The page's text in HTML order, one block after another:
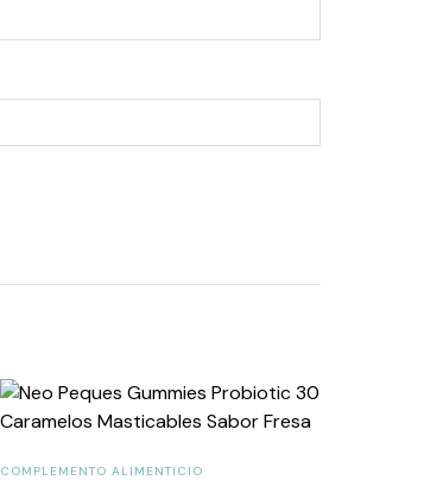
COMPLEMENTO ALIMENTICIO